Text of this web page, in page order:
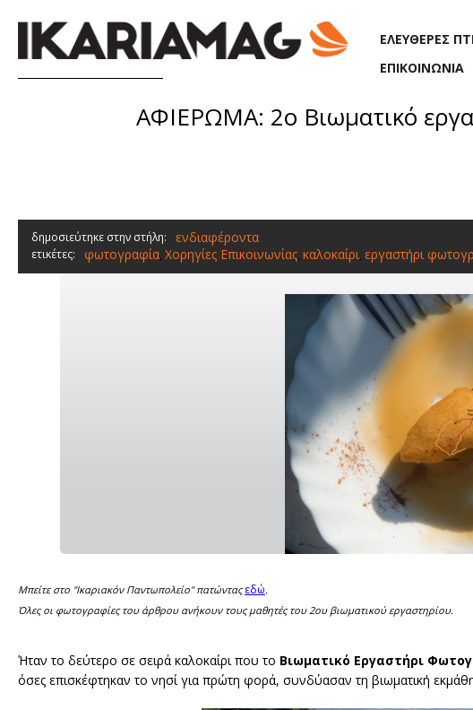
ΕΛΕΥΘΕΡΕΣ
ΕΠΙΚΟΙΝΩΝΙΑ
ΑΦΙΕΡΩΜΑ: 2ο Βιωματικό
δημοσιεύτηκε στην στήλη: ενδιαφέροντα
ετικέτες: φωτογραφία, Χορηγίες Επικοινωνίας, καλοκαίρι, εργαστήρι
Μπείτε στο "Ικαριακόν Παντωπολείο" πατώνταςεδώ.
Όλες οι φωτογραφίες του άρθρου ανήκουν τους μαθητές του 2ου βιωματικού εργαστηρίου.
Ήταν το δεύτερο σε σειρά καλοκαίρι που το Βιωματικό Εργαστήρι
όσες επισκέφτηκαν το νησί για πρώτη φορά, συνδύασαν τη βιωματική